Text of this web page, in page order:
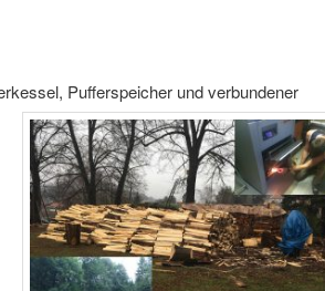
Pufferspeicher und verbundener